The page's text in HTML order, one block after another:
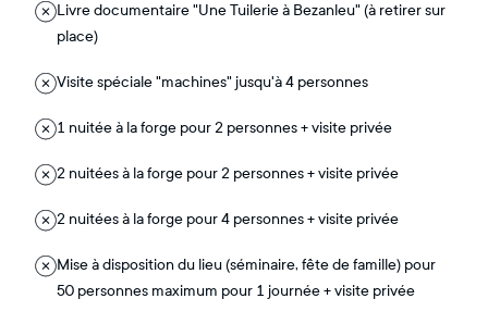
Livre documentaire "Une Tuilerie à Bezanleu" (à retirer sur
place)
Visite spéciale "machines" jusqu'à 4 personnes
1 nuitée à la forge pour 2 personnes + visite privée
2 nuitées à la forge pour 2 personnes + visite privée
2 nuitées à la forge pour 4 personnes + visite privée
Mise à disposition du lieu (séminaire, fête de famille) pour
50 personnes maximum pour 1 journée + visite privée